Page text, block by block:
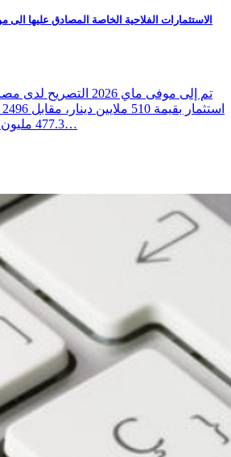
477.3 مليون دينار خلال الفترة نفسها…